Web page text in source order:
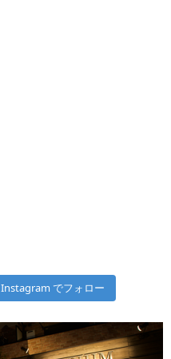
Instagram でフォロー